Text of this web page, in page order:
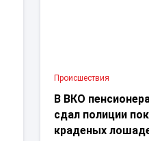
Проиcшествия
В ВКО
сдал полиции
краденых